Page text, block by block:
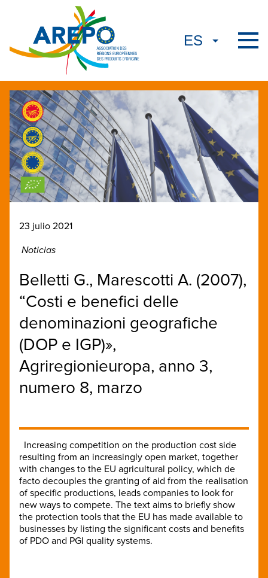
23 julio 2021
Noticias
Belletti G., Marescotti A. (2007),
“Costi e benefici delle
denominazioni geografiche
(DOP e IGP)»,
Agriregionieuropa, anno 3,
numero 8, marzo
Increasing competition on the production cost side
resulting from an increasingly open market, together
with changes to the EU agricultural policy, which de
facto decouples the granting of aid from the realisation
of specific productions, leads companies to look for
new ways to compete. The text aims to briefly show
the protection tools that the EU has made available to
businesses by listing the significant costs and benefits
of PDO and PGI quality systems.